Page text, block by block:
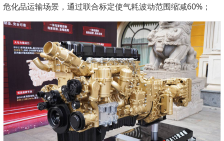
危化品运输场景，通过联合标定使气耗波动范围缩减60%；